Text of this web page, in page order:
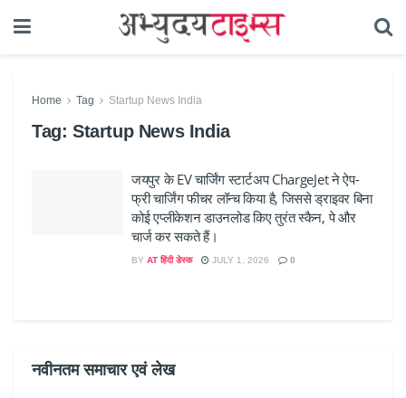
Home Tag Startup News India
Tag: Startup News India
जयपुर के EV चार्जिंग स्टार्टअप ChargeJet ने ऐप-
फ्री चार्जिंग फीचर लॉन्च किया है, जिससे ड्राइवर बिना
कोई एप्लीकेशन डाउनलोड किए तुरंत स्कैन, पे और
चार्ज कर सकते हैं।
BY AT हिंदी डेस्क JULY 1, 2026 0
नवीनतम समाचार एवं लेख